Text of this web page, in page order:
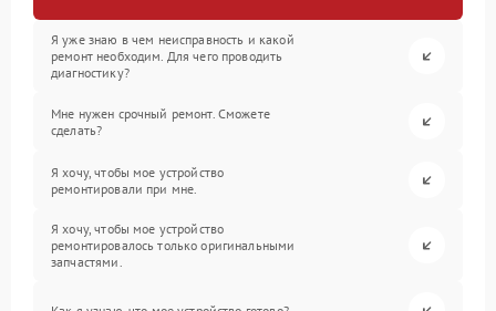
Я уже знаю в чем неисправность и какой
ремонт необходим. Для чего проводить
диагностику?
Мне нужен срочный ремонт. Сможете
сделать?
Я хочу, чтобы мое устройство
ремонтировали при мне.
Я хочу, чтобы мое устройство
ремонтировалось только оригинальными
запчастями.